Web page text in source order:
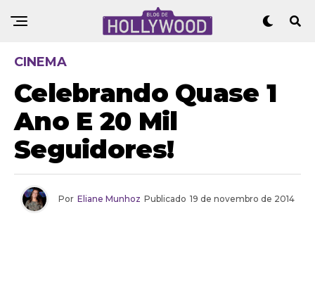
CINEMA
Celebrando Quase 1
Ano E 20 Mil
Seguidores!
Por Eliane Munhoz Publicado 19 de novembro de 2014